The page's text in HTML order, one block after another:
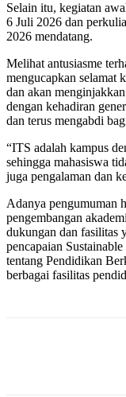
Selain itu, kegiatan
6 Juli 2026 dan
2026 mendatang.
Melihat antusiasme
mengucapkan selamat
dan akan
dengan kehadiran
dan terus mengabdi
“ITS adalah kampus
sehingga mahasiswa
juga pengalaman dan
Adanya pengumuman
pengembangan
dukungan dan fasilitas
pencapaian
tentang Pendidikan
berbagai fasilitas